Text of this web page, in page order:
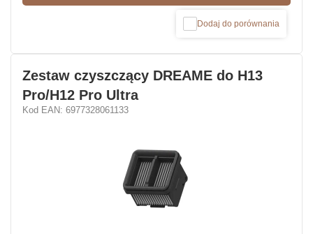
Dodaj do porównania
Zestaw czyszczący DREAME do H13
Pro/H12 Pro Ultra
Kod EAN: 6977328061133